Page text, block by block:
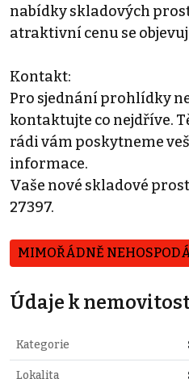
nabídky skladových
atraktivní cenu se
Kontakt:
Pro sjednání prohlídky
kontaktujte co nejdříve.
rádi vám poskytneme
informace.
Vaše nové skladové
27397.
MIMOŘÁDNĚ
Údaje k
Kategorie
Lokalita